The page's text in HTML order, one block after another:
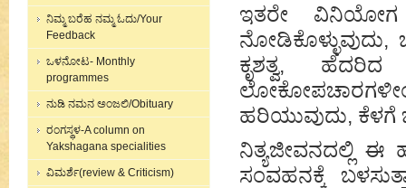
ನಿಮ್ಮ ಬರೆಹ ನಮ್ಮ ಓದು/Your
Feedback
ಒಳನೋಟ- Monthly
programmes
ನುಡಿ ನಮನ ಅಂಜಲಿ/Obituary
ರಂಗಸ್ಥಳ-A column on
Yakshagana specialities
ವಿಮರ್ಶೆ(review & Criticism)
ಇತರೇ ವಿನಿಯೋಗ
ಕೃಶತ್ವ, ಹೆದರಿದ
ಹರಿಯುವುದು, ಕೆಳಗೆ
ನಿತ್ಯಜೀವನದಲ್ಲಿ ಈ
ಸಂವಹನಕ್ಕೆ